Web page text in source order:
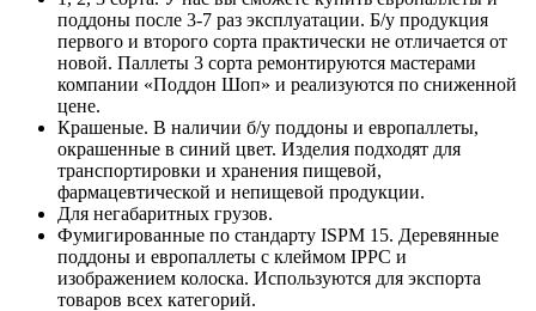
поддоны после 3-7 раз эксплуатации. Б/у продукция
первого и второго сорта практически не отличается от
новой. Паллеты 3 сорта ремонтируются мастерами
компании «Поддон Шоп» и реализуются по сниженной
цене.
Крашеные. В наличии б/у поддоны и европаллеты,
окрашенные в синий цвет. Изделия подходят для
транспортировки и хранения пищевой,
фармацевтической и непищевой продукции.
Для негабаритных грузов.
Фумигированные по стандарту ISPM 15. Деревянные
поддоны и европаллеты с клеймом IPPC и
изображением колоска. Используются для экспорта
товаров всех категорий.